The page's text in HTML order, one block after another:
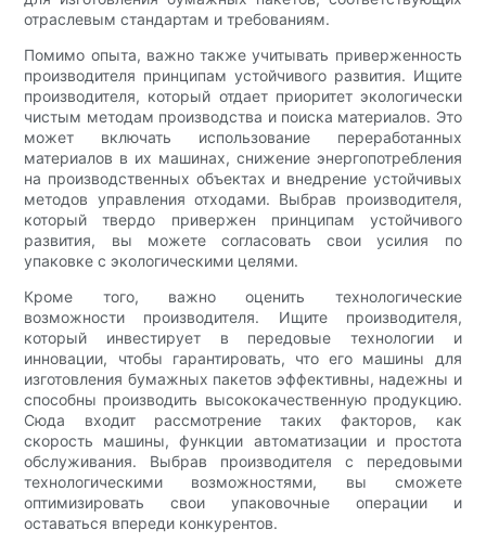
отраслевым стандартам и требованиям.
Помимо опыта, важно также учитывать приверженность
производителя принципам устойчивого развития. Ищите
производителя, который отдает приоритет экологически
чистым методам производства и поиска материалов. Это
может включать использование переработанных
материалов в их машинах, снижение энергопотребления
на производственных объектах и ​​внедрение устойчивых
методов управления отходами. Выбрав производителя,
который твердо привержен принципам устойчивого
развития, вы можете согласовать свои усилия по
упаковке с экологическими целями.
Кроме того, важно оценить технологические
возможности производителя. Ищите производителя,
который инвестирует в передовые технологии и
инновации, чтобы гарантировать, что его машины для
изготовления бумажных пакетов эффективны, надежны и
способны производить высококачественную продукцию.
Сюда входит рассмотрение таких факторов, как
скорость машины, функции автоматизации и простота
обслуживания. Выбрав производителя с передовыми
технологическими возможностями, вы сможете
оптимизировать свои упаковочные операции и
оставаться впереди конкурентов.